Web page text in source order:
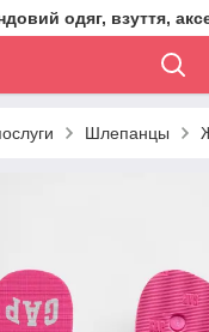
одяг, взуття,
Шлепанцы